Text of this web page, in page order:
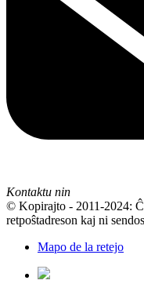
Kontaktu nin
© Kopirajto - 2011-2024:
retpoŝtadreson kaj ni
Mapo de la retejo